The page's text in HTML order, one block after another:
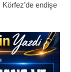
Körfez’de endişe